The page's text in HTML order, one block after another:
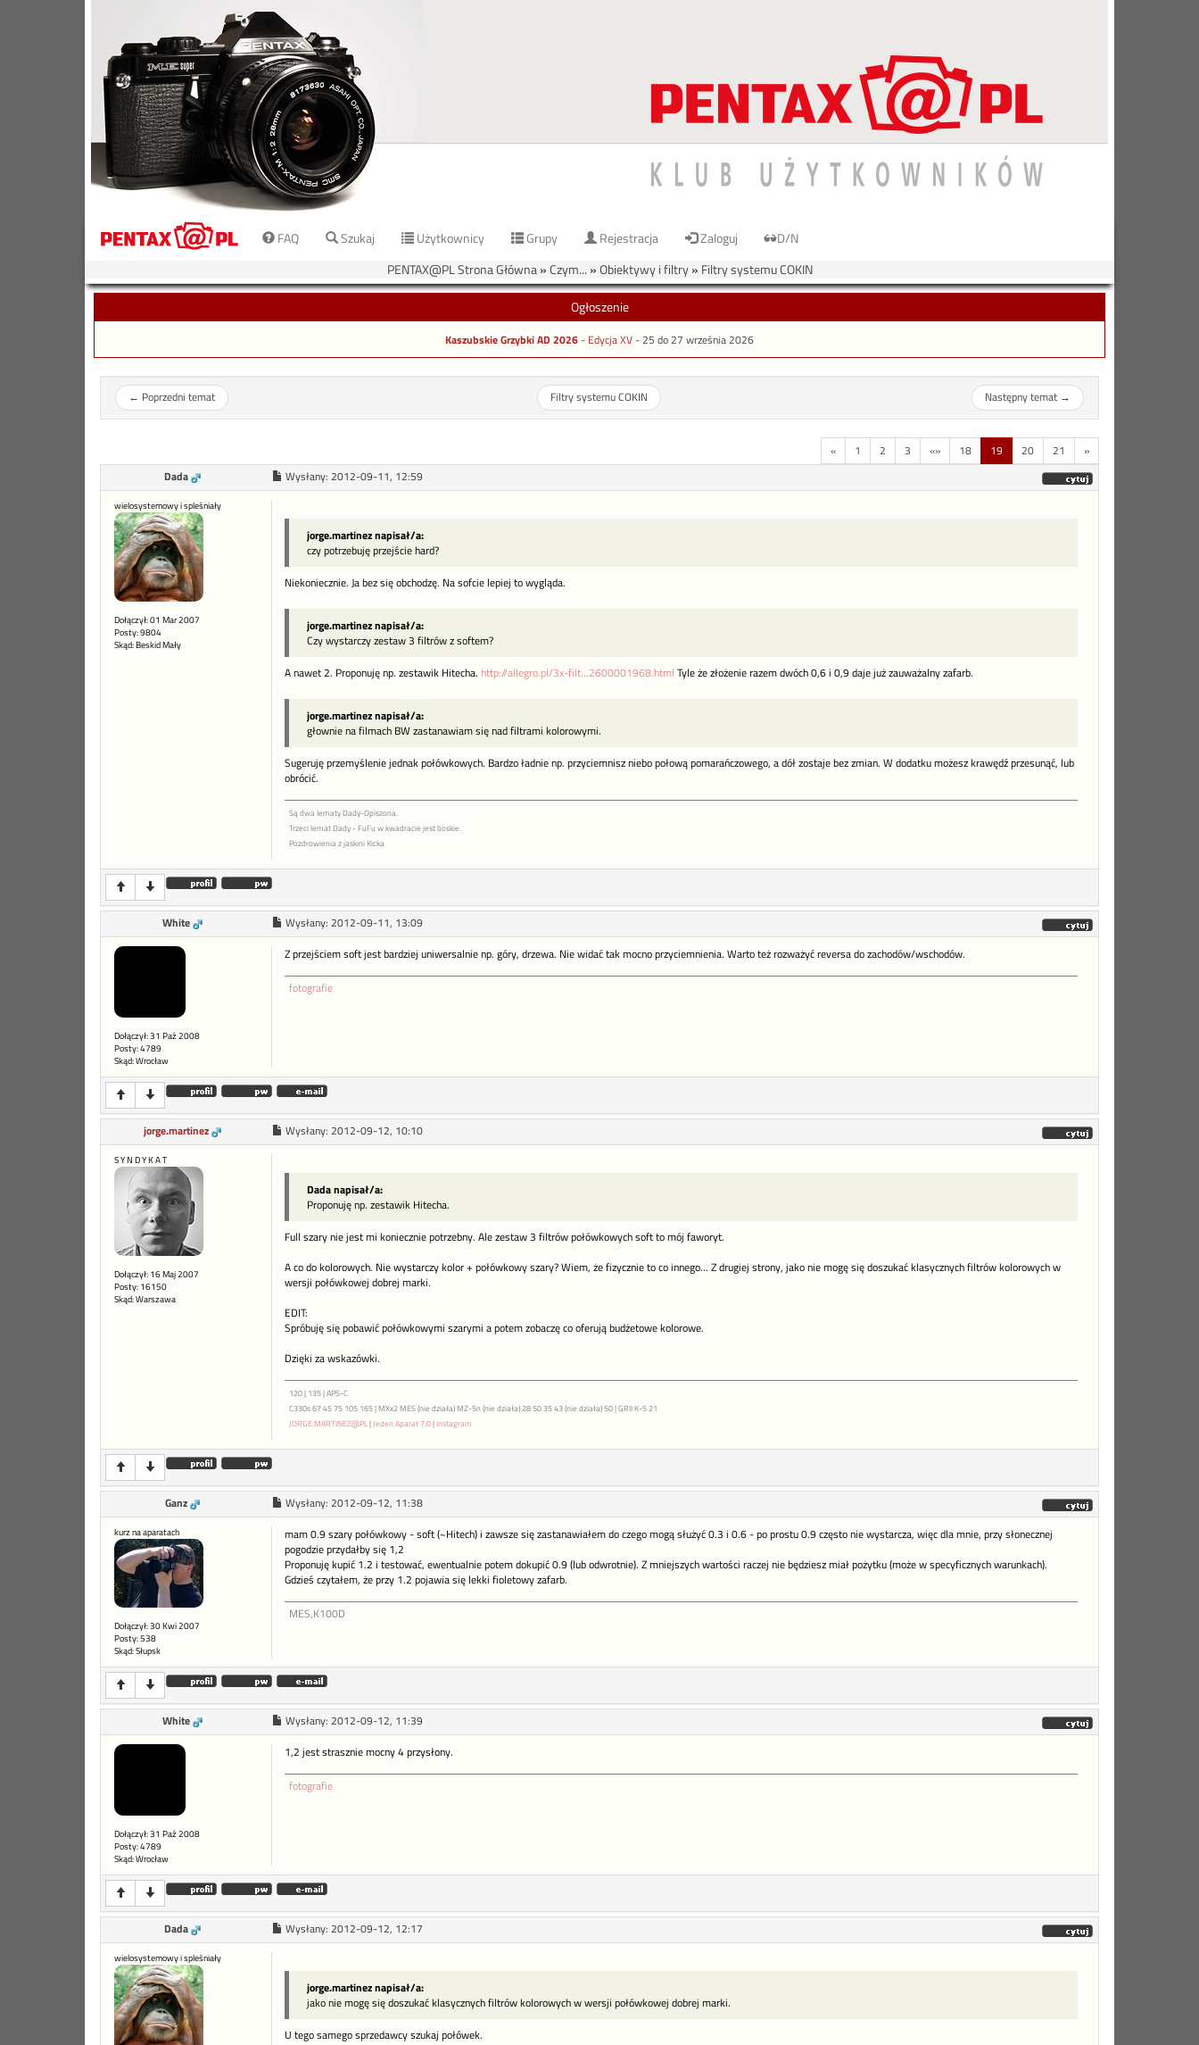
FAQ Szukaj Użytkownicy Grupy Rejestracja Zaloguj
D/N
PENTAX@PL Strona Główna»Czym... »Obiektywy i filtry» Filtry systemu COKIN
Ogłoszenie
Kaszubskie Grzybki AD 2026- Edycja XV -25 do 27 września 2026
← Poprzedni temat Filtry systemu COKIN Następny temat→
« 1 2 3 «» 18 19 20 21 »
Dada Wysłany: 2012-09-11, 12:59
wielosystemowy i spleśniały
Dołączył: 01 Mar 2007
Posty: 9804
Skąd: Beskid Mały
jorge.martinez napisał/a:
czy potrzebuję przejście hard?
Niekoniecznie. Ja bez się obchodzę. Na sofcie lepiej to wygląda.
jorge.martinez napisał/a:
Czy wystarczy zestaw 3 filtrów z softem?
A nawet 2. Proponuję np. zestawik Hitecha. http://allegro.pl/3x-filt...2600001968.html Tyle że złożenie razem dwóch 0,6 i 0,9 daje już zauważalny zafarb.
jorge.martinez napisał/a:
głownie na filmach BW zastanawiam się nad filtrami kolorowymi.
Sugeruję przemyślenie jednak połówkowych. Bardzo ładnie np. przyciemnisz niebo połową pomarańczowego, a dół zostaje bez zmian. W dodatku możesz krawędź przesunąć, lub
obrócić.
Są dwa lematy Dady-Opiszona.
Trzeci lemat Dady - FuFu w kwadracie jest boskie.
Pozdrowienia z jaskini Kicka
White Wysłany: 2012-09-11, 13:09
Dołączył: 31 Paź 2008
Posty: 4789
Skąd: Wrocław
Z przejściem soft jest bardziej uniwersalnie np. góry, drzewa. Nie widać tak mocno przyciemnienia. Warto też rozważyć reversa do zachodów/wschodów.
fotografie
jorge.martinez Wysłany: 2012-09-12, 10:10
S Y N D Y K A T
Dołączył: 16 Maj 2007
Posty: 16150
Skąd: Warszawa
Dada napisał/a:
Proponuję np. zestawik Hitecha.
Full szary nie jest mi koniecznie potrzebny. Ale zestaw 3 filtrów połówkowych soft to mój faworyt.
A co do kolorowych. Nie wystarczy kolor + połówkowy szary? Wiem, że fizycznie to co innego... Z drugiej strony, jako nie mogę się doszukać klasycznych filtrów kolorowych w
wersji połówkowej dobrej marki.
EDIT:
Spróbuję się pobawić połówkowymi szarymi a potem zobaczę co oferują budżetowe kolorowe.
Dzięki za wskazówki.
120 | 135 | APS-C
C330s 67 45 75 105 165 | MXx2 MES (nie działa) MZ-5n (nie działa) 28 50 35 43 (nie działa) 50 | GRII K-5 21
JORGE.MARTINEZ@PL| Jeden Aparat 7.0|Instagram
Ganz Wysłany: 2012-09-12, 11:38
kurz na aparatach
Dołączył: 30 Kwi 2007
Posty: 538
Skąd: Słupsk
mam 0.9 szary połówkowy - soft (~Hitech) i zawsze się zastanawiałem do czego mogą służyć 0.3 i 0.6 - po prostu 0.9 często nie wystarcza, więc dla mnie, przy słonecznej
pogodzie przydałby się 1,2
Proponuję kupić 1.2 i testować, ewentualnie potem dokupić 0.9 (lub odwrotnie). Z mniejszych wartości raczej nie będziesz miał pożytku (może w specyficznych warunkach).
Gdzieś czytałem, że przy 1.2 pojawia się lekki fioletowy zafarb.
MES,K100D
White Wysłany: 2012-09-12, 11:39
Dołączył: 31 Paź 2008
Posty: 4789
Skąd: Wrocław
1,2 jest strasznie mocny 4 przysłony.
fotografie
Dada Wysłany: 2012-09-12, 12:17
wielosystemowy i spleśniały
jorge.martinez napisał/a:
jako nie mogę się doszukać klasycznych filtrów kolorowych w wersji połówkowej dobrej marki.
U tego samego sprzedawcy szukaj połówek.